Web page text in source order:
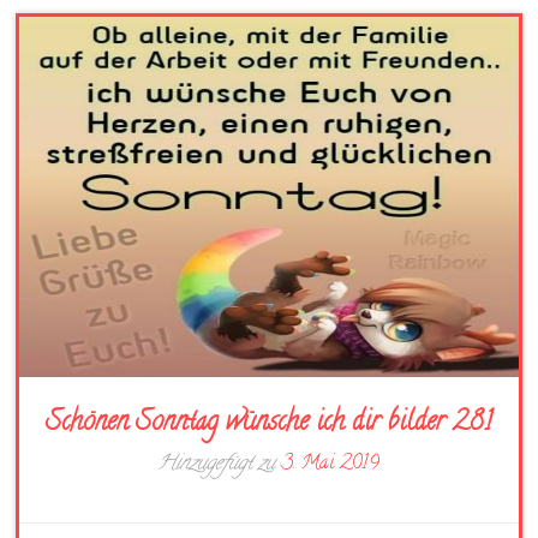
Schönen Sonntag wünsche ich dir bilder 281
Hinzugefügt zu3. Mai 2019